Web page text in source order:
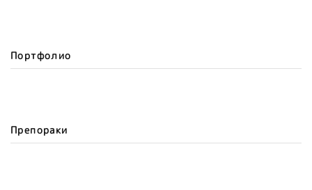
Портфолио
Препораки